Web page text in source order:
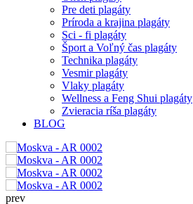
Pre deti plagáty
Príroda a krajina plagáty
Sci - fi plagáty
Šport a Voľný čas plagáty
Technika plagáty
Vesmir plagáty
Vlaky plagáty
Wellness a Feng Shui plagáty
Zvieracia ríša plagáty
BLOG
prev